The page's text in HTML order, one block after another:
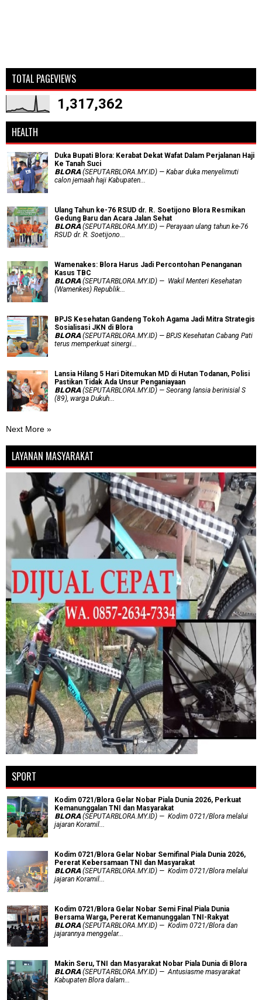
TOTAL PAGEVIEWS
1,317,362
HEALTH
Duka Bupati Blora: Kerabat Dekat Wafat Dalam Perjalanan Haji
Ke Tanah Suci
𝗕𝗟𝗢𝗥𝗔 (SEPUTARBLORA.MY.ID) — Kabar duka menyelimuti
calon jemaah haji Kabupaten...
Ulang Tahun ke-76 RSUD dr. R. Soetijono Blora Resmikan
Gedung Baru dan Acara Jalan Sehat
𝗕𝗟𝗢𝗥𝗔 (SEPUTARBLORA.MY.ID) — Perayaan ulang tahun ke-76
RSUD dr. R. Soetijono...
Wamenakes: Blora Harus Jadi Percontohan Penanganan
Kasus TBC
𝗕𝗟𝗢𝗥𝗔 (SEPUTARBLORA.MY.ID) — Wakil Menteri Kesehatan
(Wamenkes) Republik...
BPJS Kesehatan Gandeng Tokoh Agama Jadi Mitra Strategis
Sosialisasi JKN di Blora
𝗕𝗟𝗢𝗥𝗔 (SEPUTARBLORA.MY.ID) — BPJS Kesehatan Cabang Pati
terus memperkuat sinergi...
Lansia Hilang 5 Hari Ditemukan MD di Hutan Todanan, Polisi
Pastikan Tidak Ada Unsur Penganiayaan
𝗕𝗟𝗢𝗥𝗔 (SEPUTARBLORA.MY.ID) — Seorang lansia berinisial S
(89), warga Dukuh...
Next More »
LAYANAN MASYARAKAT
SPORT
Kodim 0721/Blora Gelar Nobar Piala Dunia 2026, Perkuat
Kemanunggalan TNI dan Masyarakat
𝗕𝗟𝗢𝗥𝗔 (SEPUTARBLORA.MY.ID) — Kodim 0721/Blora melalui
jajaran Koramil...
Kodim 0721/Blora Gelar Nobar Semifinal Piala Dunia 2026,
Pererat Kebersamaan TNI dan Masyarakat
𝗕𝗟𝗢𝗥𝗔 (SEPUTARBLORA.MY.ID) — Kodim 0721/Blora melalui
jajaran Koramil...
Kodim 0721/Blora Gelar Nobar Semi Final Piala Dunia
Bersama Warga, Pererat Kemanunggalan TNI-Rakyat
𝗕𝗟𝗢𝗥𝗔 (SEPUTARBLORA.MY.ID) — Kodim 0721/Blora dan
jajarannya menggelar...
Makin Seru, TNI dan Masyarakat Nobar Piala Dunia di Blora
𝗕𝗟𝗢𝗥𝗔 (SEPUTARBLORA.MY.ID) — Antusiasme masyarakat
Kabupaten Blora dalam...